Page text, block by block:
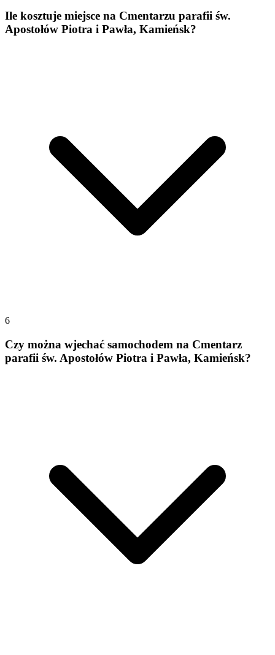
Ile kosztuje miejsce na Cmentarzu parafii św.
Apostołów Piotra i Pawła, Kamieńsk?
6
Czy można wjechać samochodem na Cmentarz
parafii św. Apostołów Piotra i Pawła, Kamieńsk?